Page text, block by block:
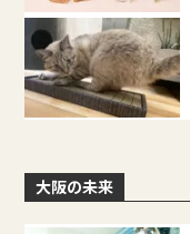
大阪の未来